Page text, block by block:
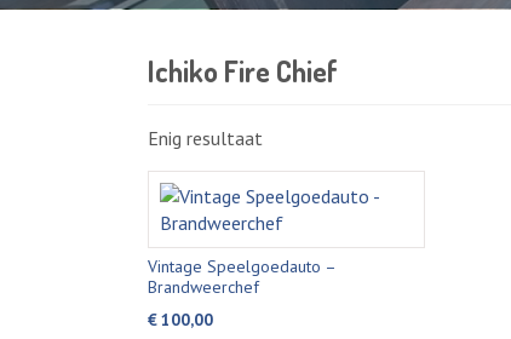
Ichiko Fire Chief
Enig resultaat
Vintage Speelgoedauto –
Brandweerchef
€100,00